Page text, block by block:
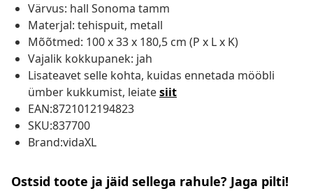
Värvus: hall Sonoma tamm
Materjal: tehispuit, metall
Mõõtmed: 100 x 33 x 180,5 cm (P x L x K)
Vajalik kokkupanek: jah
Lisateavet selle kohta, kuidas ennetada mööbli
ümber kukkumist, leiatesiit
EAN:8721012194823
SKU:837700
Brand:vidaXL
Ostsid toote ja jäid sellega rahule? Jaga pilti!